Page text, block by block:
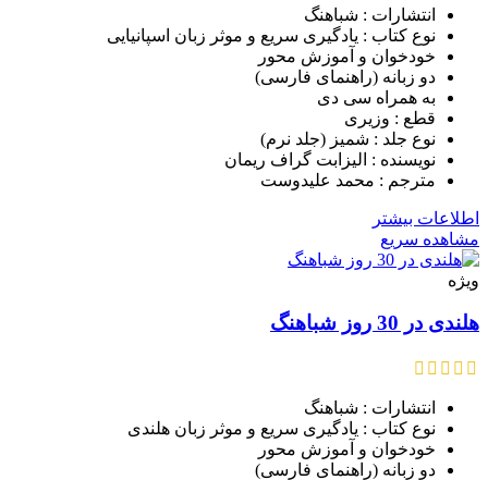
انتشارات : شباهنگ
نوع کتاب : یادگیری سریع و موثر زبان اسپانیایی
خودخوان و آموزش محور
دو زبانه (راهنمای فارسی)
به همراه سی دی
قطع : وزیری
نوع جلد : شمیز (جلد نرم)
نویسنده : الیزابت گراف ریمان
مترجم : محمد علیدوست
اطلاعات بیشتر
مشاهده سریع
ویژه
هلندی در 30 روز شباهنگ
انتشارات : شباهنگ
نوع کتاب : یادگیری سریع و موثر زبان هلندی
خودخوان و آموزش محور
دو زبانه (راهنمای فارسی)